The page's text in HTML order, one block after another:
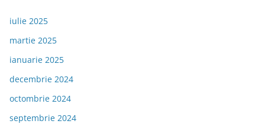
iulie 2025
martie 2025
ianuarie 2025
decembrie 2024
octombrie 2024
septembrie 2024